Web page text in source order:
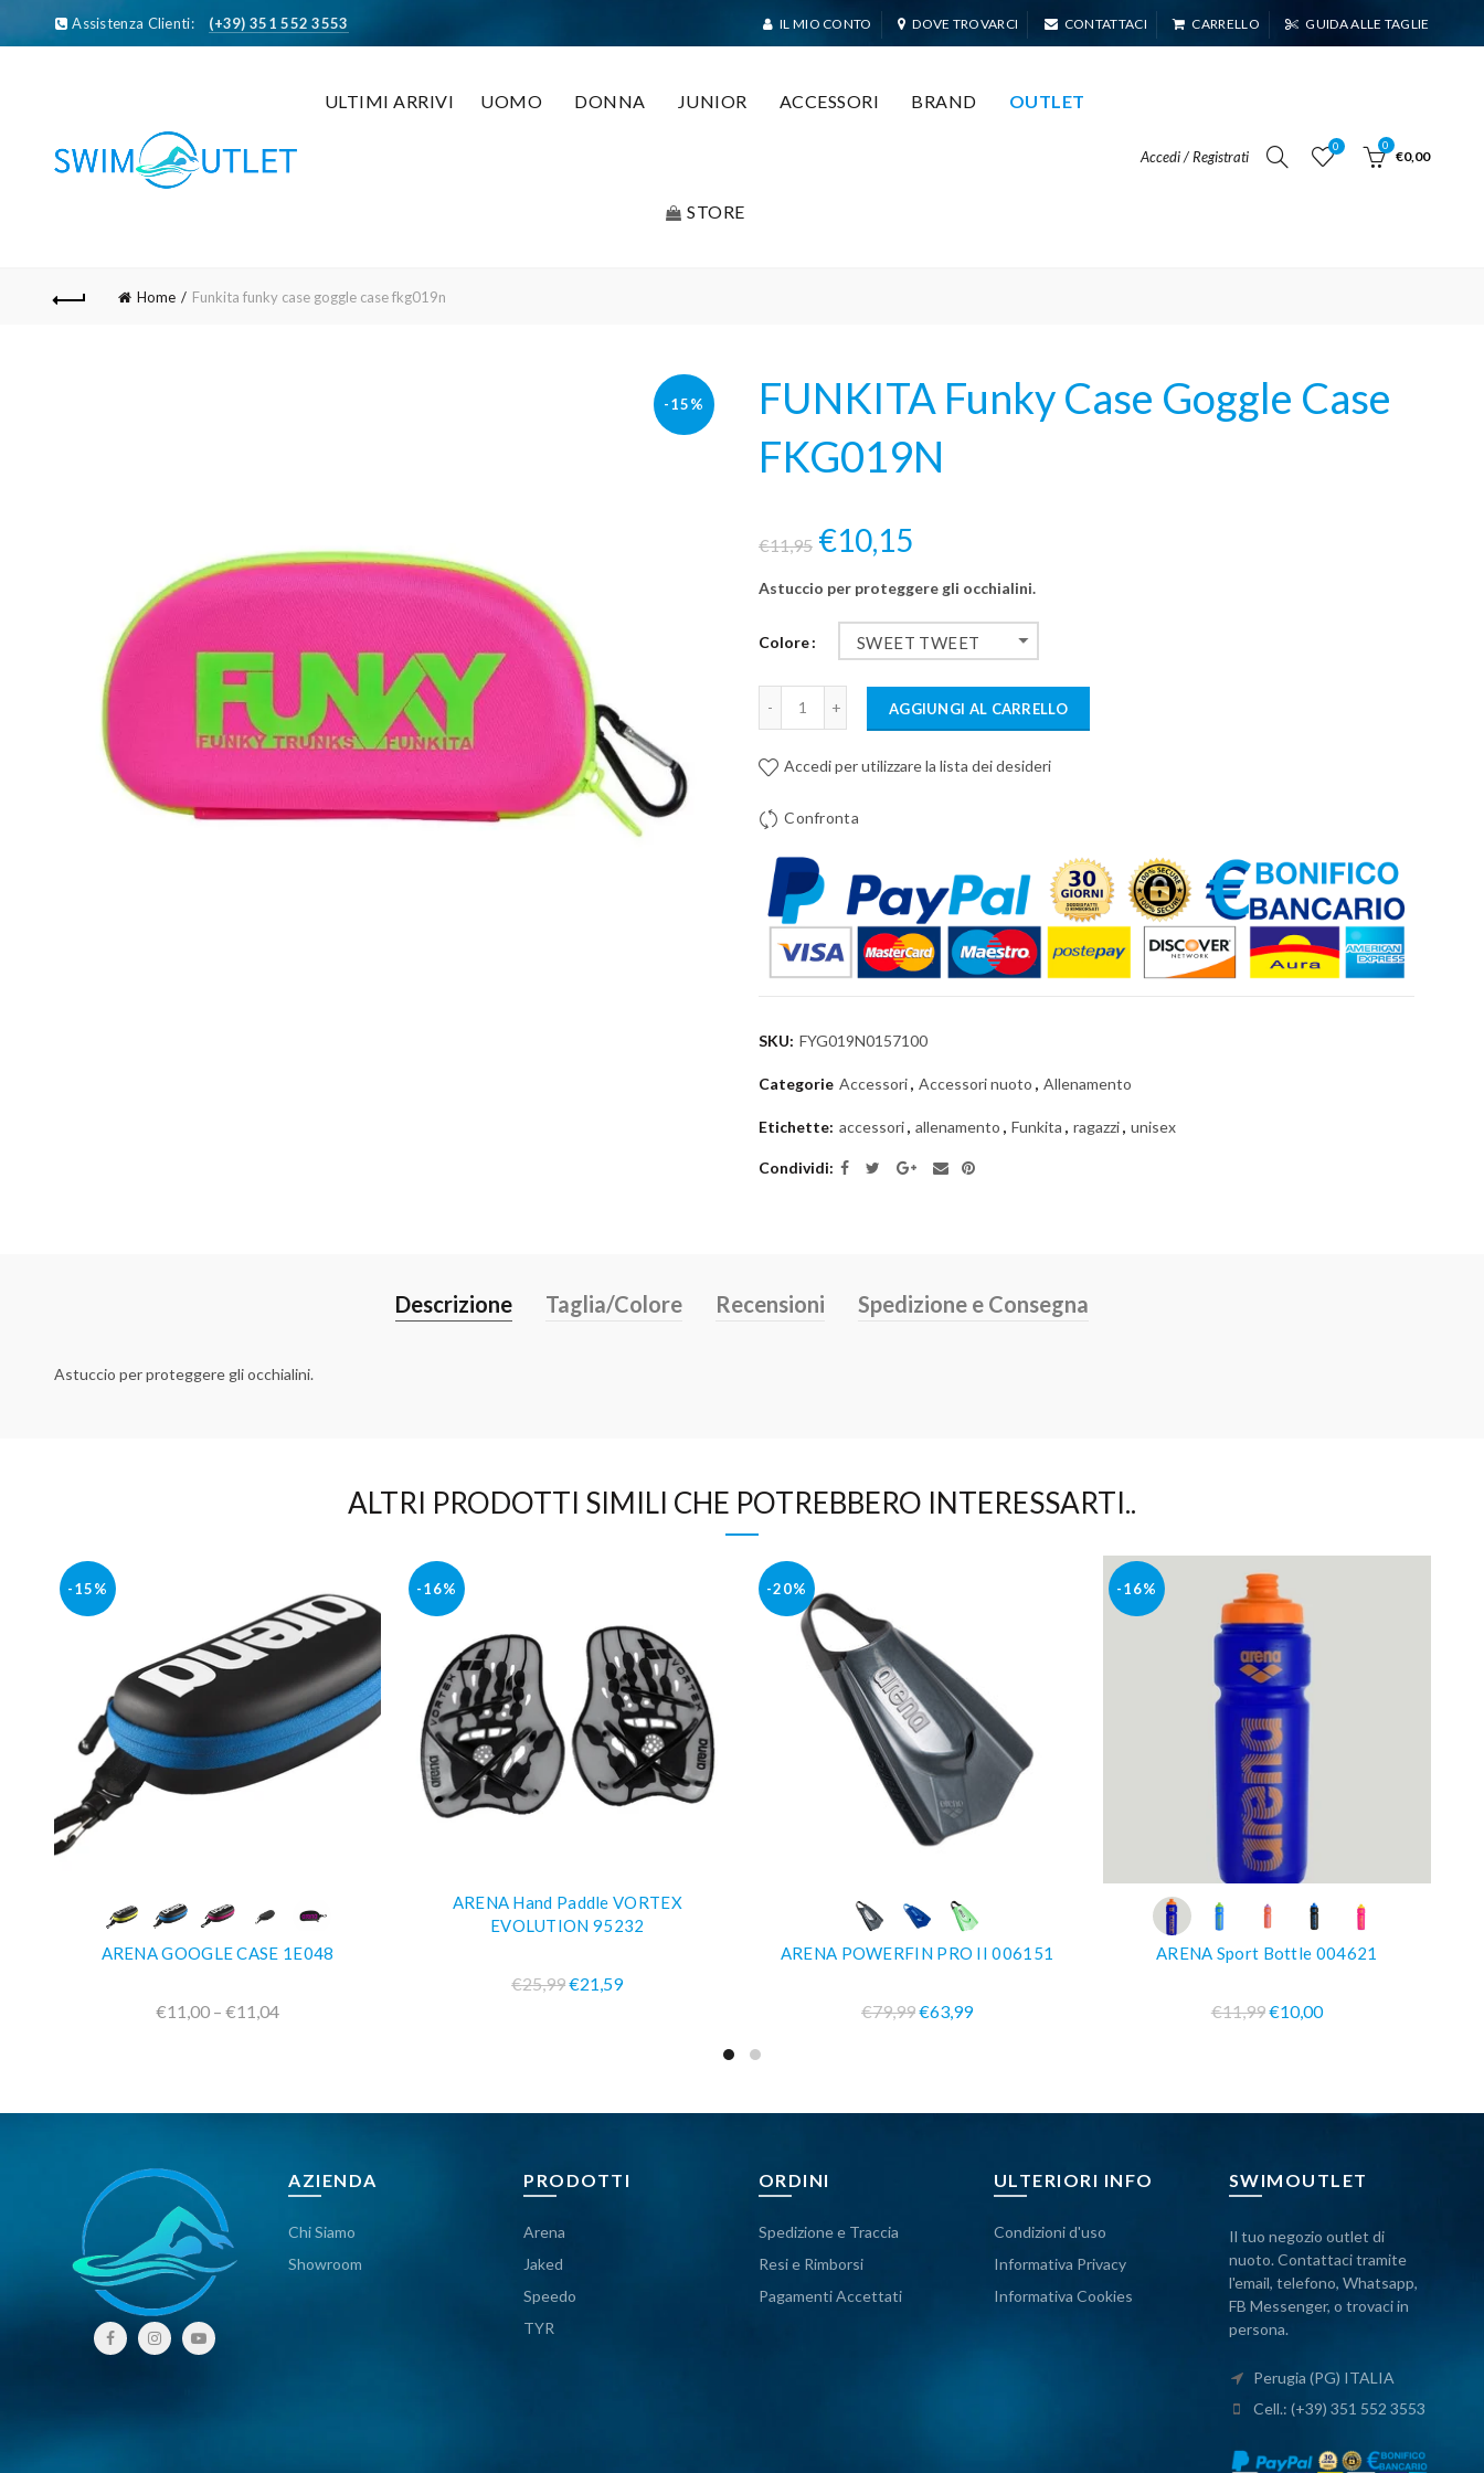
Assistenza Clienti: (+39) 351 552 3553 IL MIO CONTO DOVE TROVARCI CONTATTACI CARRELLO GUIDA ALLE TAGLIE
ULTIMI ARRIVI UOMO DONNA JUNIOR ACCESSORI BRAND OUTLET
STORE
Accedi / Registrati
0 0
€0,00
Home Funkita funky case goggle case fkg019n
-15%
FUNKITA Funky Case Goggle Case
FKG019N
€11,95 €10,15
Astuccio per proteggere gli occhialini.
Colore SWEET TWEET
AGGIUNGI AL CARRELLO
Accedi per utilizzare la lista dei desideri
Confronta
SKU: FYG019N0157100
Categorie Accessori, Accessori nuoto , Allenamento
Etichette: accessori, allenamento , Funkita , ragazzi, unisex
Condividi
Descrizione Taglia/Colore Recensioni Spedizione e Consegna
Astuccio per proteggere gli occhialini.
ALTRI PRODOTTI SIMILI CHE POTREBBERO INTERESSARTI..
-15%
COMPRA SUBITO
ARENA GOOGLE CASE 1E048
€11,00 – €11,04
-16%
COMPRA SUBITO
ARENA Hand Paddle VORTEX
EVOLUTION 95232
€25,99€21,59
-20%
COMPRA SUBITO
ARENA POWERFIN PRO II 006151
€79,99€63,99
-16%
COMPRA SUBITO
ARENA Sport Bottle 004621
€11,99€10,00
AZIENDA
Chi Siamo
Showroom
PRODOTTI
Arena
Jaked
Speedo
TYR
ORDINI
Spedizione e Traccia
Resi e Rimborsi
Pagamenti Accettati
ULTERIORI INFO
Condizioni d'uso
Informativa Privacy
Informativa Cookies
SWIMOUTLET
Il tuo negozio outlet di
nuoto. Contattaci tramite
l'email, telefono, Whatsapp,
FB Messenger, o trovaci in
persona.
Perugia (PG) ITALIA
Cell.: (+39) 351 552 3553